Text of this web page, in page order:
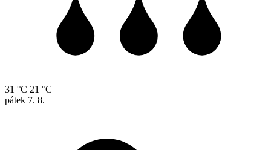
31 °C 21 °C
pátek 7. 8.